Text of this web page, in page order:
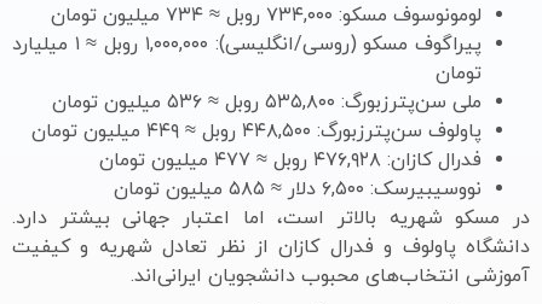
لومونوسوف مسکو: ۷۳۴,۰۰۰ روبل ≈ ۷۳۴ میلیون تومان
پیراگوف مسکو (روسی/انگلیسی): ۱,۰۰۰,۰۰۰ روبل ≈ ۱ میلیارد
تومان
ملی سن‌پترزبورگ: ۵۳۵,۸۰۰ روبل ≈ ۵۳۶ میلیون تومان
پاولوف سن‌پترزبورگ: ۴۴۸,۵۰۰ روبل ≈ ۴۴۹ میلیون تومان
فدرال کازان: ۴۷۶,۹۲۸ روبل ≈ ۴۷۷ میلیون تومان
نووسیبیرسک: ۶,۵۰۰ دلار ≈ ۵۸۵ میلیون تومان
در مسکو شهریه بالاتر است، اما اعتبار جهانی بیشتر دارد.
دانشگاه پاولوف و فدرال کازان از نظر تعادل شهریه و کیفیت
آموزشی انتخاب‌های محبوب دانشجویان ایرانی‌اند.